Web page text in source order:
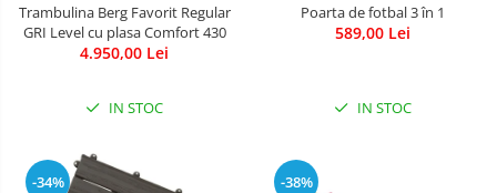
Trambulina Berg Favorit Regular
GRI Level cu plasa Comfort 430
4.950,00 Lei
IN STOC
Poarta de fotbal 3 în 1
589,00 Lei
IN STOC
-34% -38%